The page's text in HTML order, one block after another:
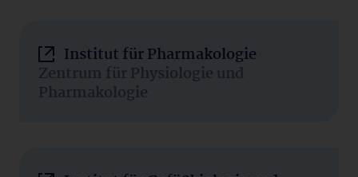
Institut für Pharmakologie
Zentrum für Physiologie und
Pharmakologie